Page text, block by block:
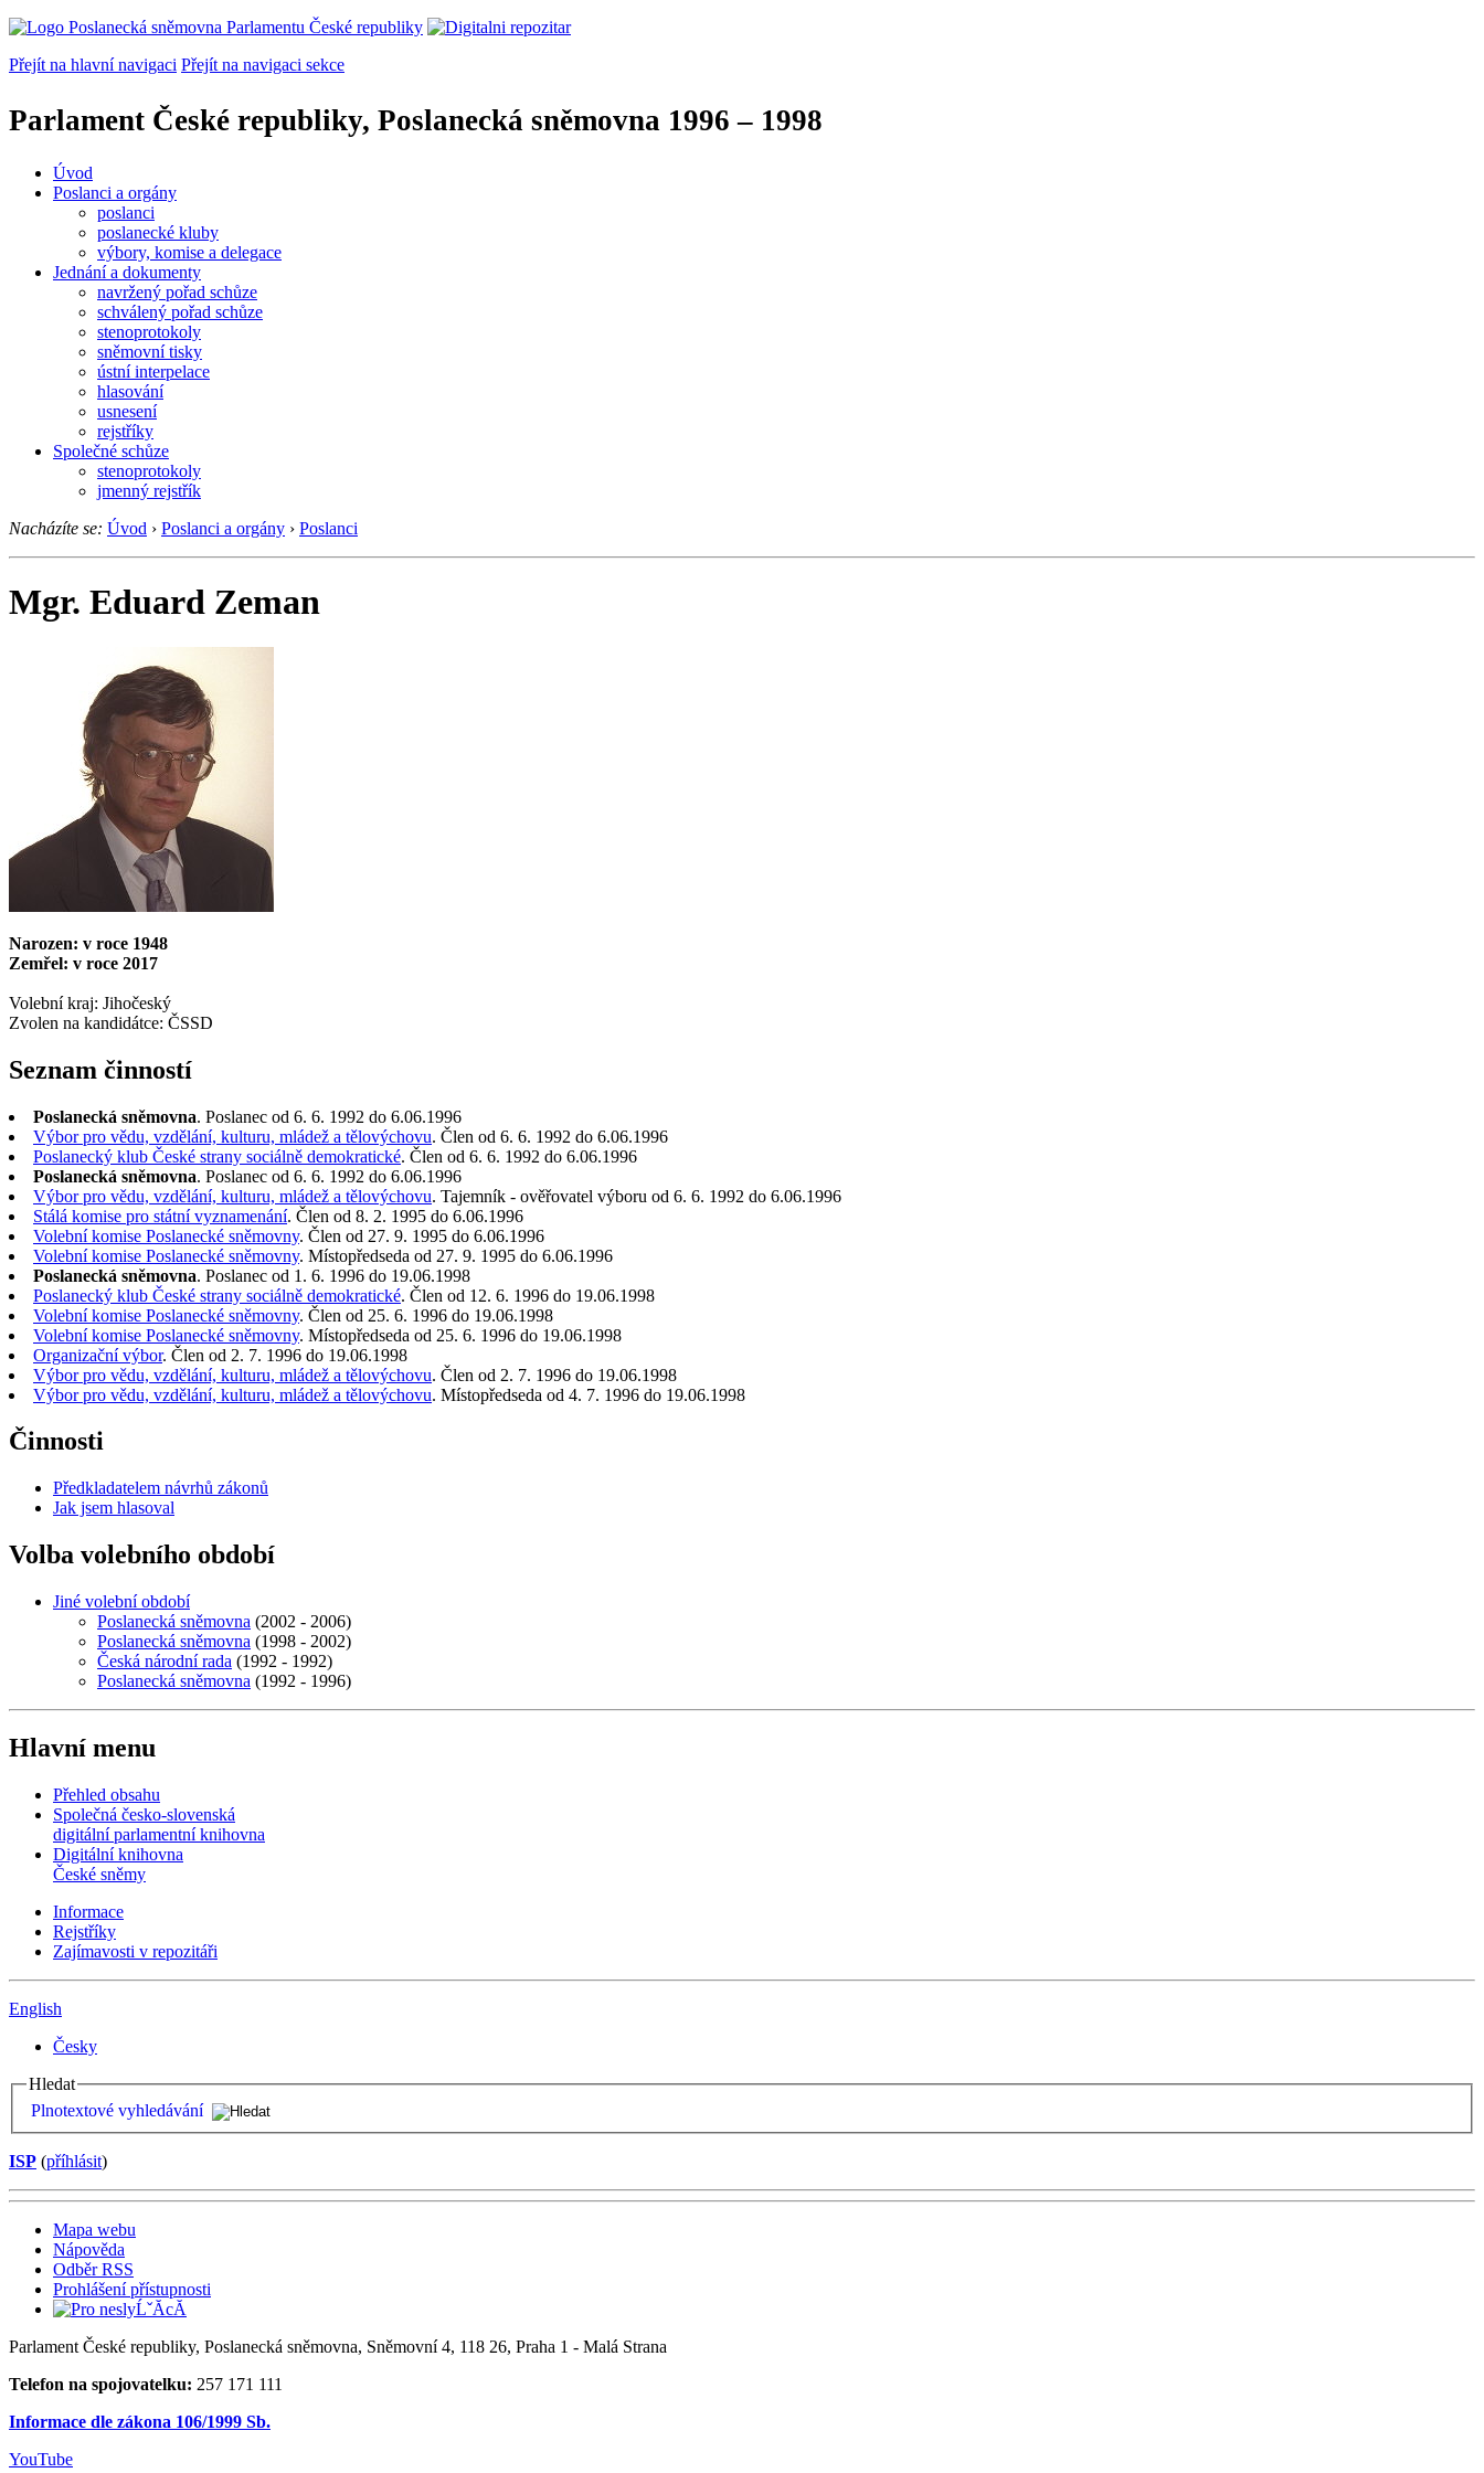
Přejít na hlavní navigaci Přejít na navigaci sekce
Parlament České republiky, Poslanecká sněmovna 1996 – 1998
Úvod
Poslanci a orgány
poslanci
poslanecké kluby
výbory, komise a delegace
Jednání a dokumenty
navržený pořad schůze
schválený pořad schůze
stenoprotokoly
sněmovní tisky
ústní interpelace
hlasování
usnesení
rejstříky
Společné schůze
stenoprotokoly
jmenný rejstřík
Nacházíte se: Úvod › Poslanci a orgány › Poslanci
Mgr. Eduard Zeman
Narozen: v roce 1948
Zemřel: v roce 2017
Volební kraj: Jihočeský
Zvolen na kandidátce: ČSSD
Seznam činností
Poslanecká sněmovna. Poslanec od 6. 6. 1992 do 6.06.1996
Výbor pro vědu, vzdělání, kulturu, mládež a tělovýchovu. Člen od 6. 6. 1992 do 6.06.1996
Poslanecký klub České strany sociálně demokratické. Člen od 6. 6. 1992 do 6.06.1996
Poslanecká sněmovna. Poslanec od 6. 6. 1992 do 6.06.1996
Výbor pro vědu, vzdělání, kulturu, mládež a tělovýchovu. Tajemník - ověřovatel výboru od 6. 6. 1992 do 6.06.1996
Stálá komise pro státní vyznamenání. Člen od 8. 2. 1995 do 6.06.1996
Volební komise Poslanecké sněmovny. Člen od 27. 9. 1995 do 6.06.1996
Volební komise Poslanecké sněmovny. Místopředseda od 27. 9. 1995 do 6.06.1996
Poslanecká sněmovna. Poslanec od 1. 6. 1996 do 19.06.1998
Poslanecký klub České strany sociálně demokratické. Člen od 12. 6. 1996 do 19.06.1998
Volební komise Poslanecké sněmovny. Člen od 25. 6. 1996 do 19.06.1998
Volební komise Poslanecké sněmovny. Místopředseda od 25. 6. 1996 do 19.06.1998
Organizační výbor. Člen od 2. 7. 1996 do 19.06.1998
Výbor pro vědu, vzdělání, kulturu, mládež a tělovýchovu. Člen od 2. 7. 1996 do 19.06.1998
Výbor pro vědu, vzdělání, kulturu, mládež a tělovýchovu. Místopředseda od 4. 7. 1996 do 19.06.1998
Činnosti
Předkladatelem návrhů zákonů
Jak jsem hlasoval
Volba volebního období
Jiné volební období
Poslanecká sněmovna (2002 - 2006)
Poslanecká sněmovna (1998 - 2002)
Česká národní rada (1992 - 1992)
Poslanecká sněmovna (1992 - 1996)
Hlavní menu
Přehled obsahu
Společná česko-slovenská
digitální parlamentní knihovna
Digitální knihovna
České sněmy
Informace
Rejstříky
Zajímavosti v repozitáři
English
Česky
Hledat
Plnotextové vyhledávání
ISP (příhlásit)
Mapa webu
Nápověda
Odběr RSS
Prohlášení přístupnosti
Parlament České republiky, Poslanecká sněmovna, Sněmovní 4, 118 26, Praha 1 - Malá Strana
Telefon na spojovatelku: 257 171 111
Informace dle zákona 106/1999 Sb.
YouTube